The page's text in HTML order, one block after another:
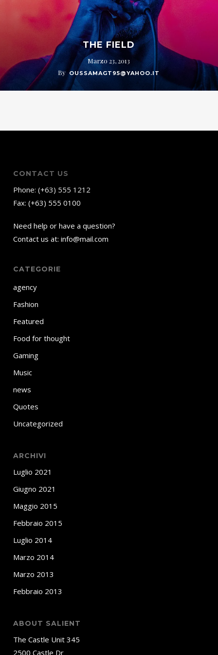
THE FIELD
Marzo 23, 2013
By OUSSAMAGT95@YAHOO.IT
CONTACT US
Phone: (+63) 555 1212
Fax: (+63) 555 0100
Need help or have a question?
Contact us at: info@mail.com
CATEGORIE
agency
Fashion
Featured
Food for thought
Gaming
Music
news
Quotes
Uncategorized
ARCHIVI
Luglio 2021
Giugno 2021
Maggio 2015
Febbraio 2015
Luglio 2014
Marzo 2014
Marzo 2013
Febbraio 2013
ABOUT SALIENT
The Castle Unit 345
2500 Castle Dr